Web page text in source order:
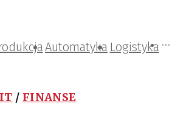
Automatyka Logistyka
konstrukcje
/ FINANSE